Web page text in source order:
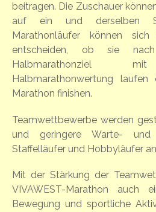
beitragen. Die Zuschauer
auf ein und derselben
Marathonläufer können
entscheiden, ob sie
Halbmarathonziel
Halbmarathonwertung
Marathon finishen.
Teamwettbewerbe werden
und geringere Warte- und
Staffelläufer und Hobbyläufer
Mit der Stärkung der
VIVAWEST-Marathon auch
Bewegung und sportliche